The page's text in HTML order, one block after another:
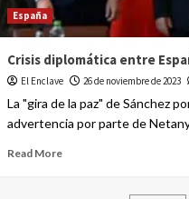
España
Crisis diplomática entre
El Enclave 26 de noviembre de 2023
La "gira de la paz" de Sánchez
advertencia por parte de
Read More